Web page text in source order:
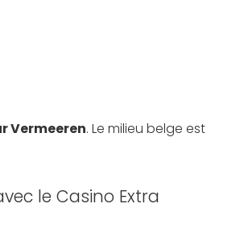
Vermeeren. Le milieu belge est
le Casino Extra